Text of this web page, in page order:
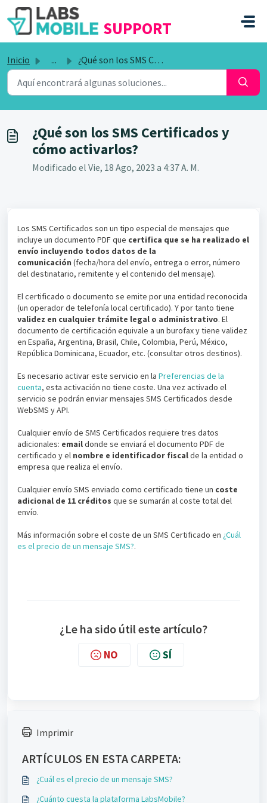
SALTAR AL CONTENIDO PRINCIPAL
SUPPORT
Inicio ... ¿Qué son los SMS Certificados y cómo activarlos?
¿Qué son los SMS Certificados y
cómo activarlos?
Modificado el Vie, 18 Ago, 2023 a 4:37 A. M.
Los SMS Certificados son un tipo especial de mensajes que
incluye un documento PDF que certifica que se ha realizado el
envío incluyendo todos datos de la
comunicación (fecha/hora del envío, entrega o error, número
del destinatario, remitente y el contenido del mensaje).
El certificado o documento se emite por una entidad reconocida
(un operador de telefonía local certificado). Y por tanto tiene
validez en cualquier trámite legal o administrativo. El
documento de certificación equivale a un burofax y tiene validez
en España, Argentina, Brasil, Chile, Colombia, Perú, México,
República Dominicana, Ecuador, etc. (consultar otros destinos).
Es necesario activar este servicio en la Preferencias de la
cuenta, esta activación no tiene coste. Una vez activado el
servicio se podrán enviar mensajes SMS Certificados desde
WebSMS y API.
Cualquier envío de SMS Certificados requiere tres datos
adicionales: emaildonde se enviará el documento PDF de
certificado y el nombre e identificador fiscalde la entidad o
empresa que realiza el envío.
Cualquier envío SMS enviado como certificado tiene un coste
adicional de 11 créditos que se sumarán al coste total del
envío.
Más información sobre el coste de un SMS Certificado en ¿Cuál
es el precio de un mensaje SMS?.
¿Le ha sido útil este artículo?
NO SÍ
Imprimir
ARTÍCULOS EN ESTA CARPETA:
¿Cuál es el precio de un mensaje SMS?
¿Cuánto cuesta la plataforma LabsMobile?